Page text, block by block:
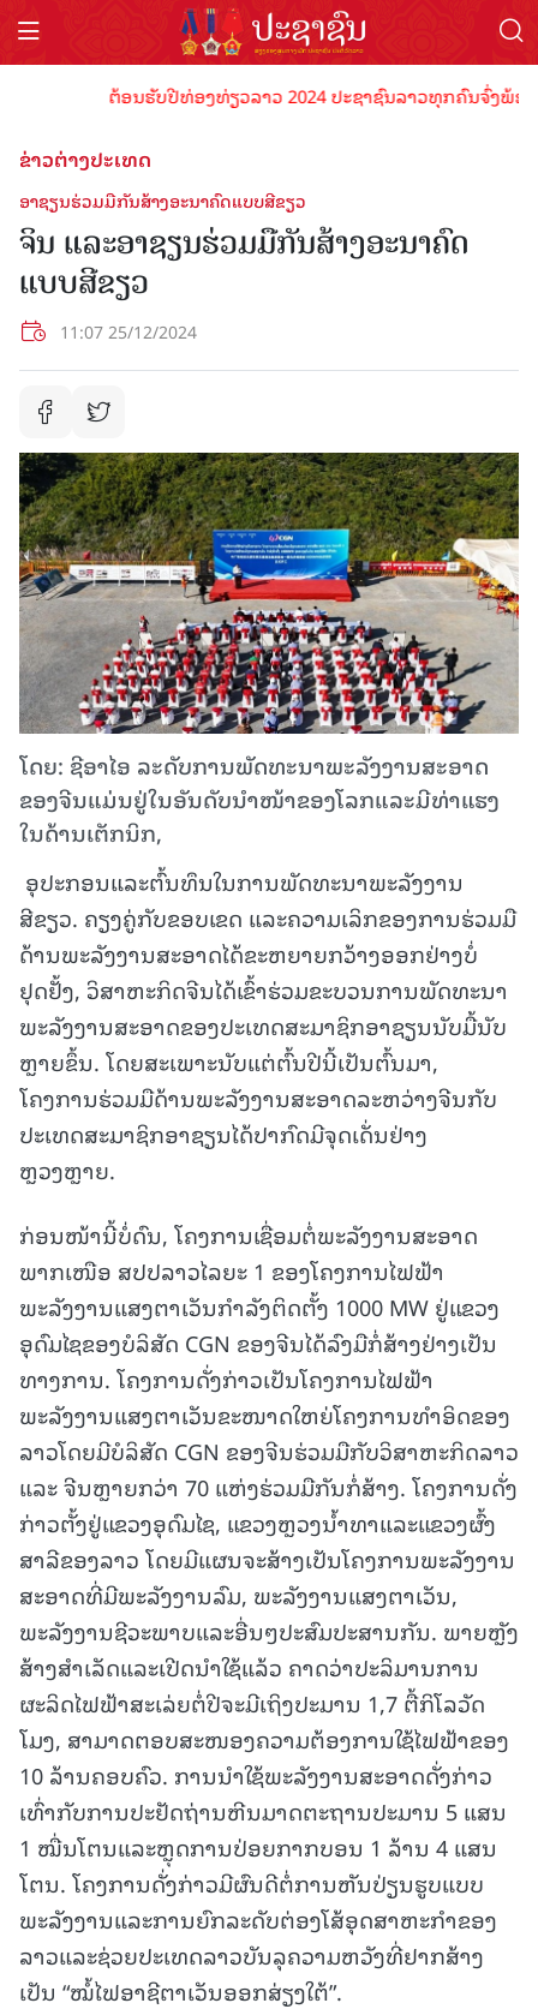
ຕ້ອນຮັບປີທ່ອງທ່ຽວລາວ 2024 ປະຊາຊົນລາວທຸກຄົນຈົ່ງພ້ອມ
ຂ່າວຕ່າງປະເທດ
ອາຊຽນຮ່ວມມືກັນສ້າງອະນາຄົດແບບສີຂຽວ
ຈິນ ແລະອາຊຽນຮ່ວມມືກັນສ້າງອະນາຄົດ
ແບບສີຂຽວ
11:07 25/12/2024
ໂດຍ: ຊີອາໄອ ລະດັບການພັດທະນາພະລັງງານສະອາດ
ຂອງຈີນແມ່ນຢູ່ໃນອັນດັບນຳໜ້າຂອງໂລກແລະມີທ່າແຮງ
ໃນດ້ານເຕັກນິກ,
ອຸປະກອນແລະຕົ້ນທຶນໃນການພັດທະນາພະລັງງານ
ສີຂຽວ. ຄຽງຄູ່ກັບຂອບເຂດ ແລະຄວາມເລິກຂອງການຮ່ວມມື
ດ້ານພະລັງງານສະອາດໄດ້ຂະຫຍາຍກວ້າງອອກຢ່າງບໍ່
ຢຸດຢັ້ງ, ວິສາຫະກິດຈີນໄດ້ເຂົ້າຮ່ວມຂະບວນການພັດທະນາ
ພະລັງງານສະອາດຂອງປະເທດສະມາຊິກອາຊຽນນັບມື້ນັບ
ຫຼາຍຂຶ້ນ. ໂດຍສະເພາະນັບແຕ່ຕົ້ນປີນີ້ເປັນຕົ້ນມາ,
ໂຄງການຮ່ວມມືດ້ານພະລັງງານສະອາດລະຫວ່າງຈີນກັບ
ປະເທດສະມາຊິກອາຊຽນໄດ້ປາກົດມີຈຸດເດັ່ນຢ່າງ
ຫຼວງຫຼາຍ.
ກ່ອນໜ້ານີ້ບໍ່ດົນ, ໂຄງການເຊື່ອມຕໍ່ພະລັງງານສະອາດ
ພາກເໜືອ ສປປລາວໄລຍະ 1 ຂອງໂຄງການໄຟຟ້າ
ພະລັງງານແສງຕາເວັນກຳລັງຕິດຕັ້ງ 1000 MW ຢູ່ແຂວງ
ອຸດົມໄຊຂອງບໍລິສັດ CGN ຂອງຈີນໄດ້ລົງມືກໍ່ສ້າງຢ່າງເປັນ
ທາງການ. ໂຄງການດັ່ງກ່າວເປັນໂຄງການໄຟຟ້າ
ພະລັງງານແສງຕາເວັນຂະໜາດໃຫຍ່ໂຄງການທຳອິດຂອງ
ລາວໂດຍມີບໍລິສັດ CGN ຂອງຈີນຮ່ວມມືກັບວິສາຫະກິດລາວ
ແລະ ຈີນຫຼາຍກວ່າ 70 ແຫ່ງຮ່ວມມືກັນກໍ່ສ້າງ. ໂຄງການດັ່ງ
ກ່າວຕັ້ງຢູ່ແຂວງອຸດົມໄຊ, ແຂວງຫຼວງນ້ຳທາແລະແຂວງຜົ້ງ
ສາລີຂອງລາວ ໂດຍມີແຜນຈະສ້າງເປັນໂຄງການພະລັງງານ
ສະອາດທີ່ມີພະລັງງານລົມ, ພະລັງງານແສງຕາເວັນ,
ພະລັງງານຊີວະພາບແລະອື່ນໆປະສົມປະສານກັນ. ພາຍຫຼັງ
ສ້າງສຳເລັດແລະເປີດນຳໃຊ້ແລ້ວ ຄາດວ່າປະລິມານການ
ຜະລິດໄຟຟ້າສະເລ່ຍຕໍ່ປີຈະມີເຖິງປະມານ 1,7 ຕື້ກິໂລວັດ
ໂມງ, ສາມາດຕອບສະໜອງຄວາມຕ້ອງການໃຊ້ໄຟຟ້າຂອງ
10 ລ້ານຄອບຄົວ. ການນຳໃຊ້ພະລັງງານສະອາດດັ່ງກ່າວ
ເທົ່າກັບການປະຢັດຖ່ານຫີນມາດຕະຖານປະມານ 5 ແສນ
1 ໝື່ນໂຕນແລະຫຼຸດການປ່ອຍກາກບອນ 1 ລ້ານ 4 ແສນ
ໂຕນ. ໂຄງການດັ່ງກ່າວມີຜົນດີຕໍ່ການຫັນປ່ຽນຮູບແບບ
ພະລັງງານແລະການຍົກລະດັບຕ່ອງໂສ້ອຸດສາຫະກຳຂອງ
ລາວແລະຊ່ວຍປະເທດລາວບັນລຸຄວາມຫວັງທີ່ຢາກສ້າງ
ເປັນ “ໝໍ້ໄຟອາຊີຕາເວັນອອກສ່ຽງໃຕ້”.